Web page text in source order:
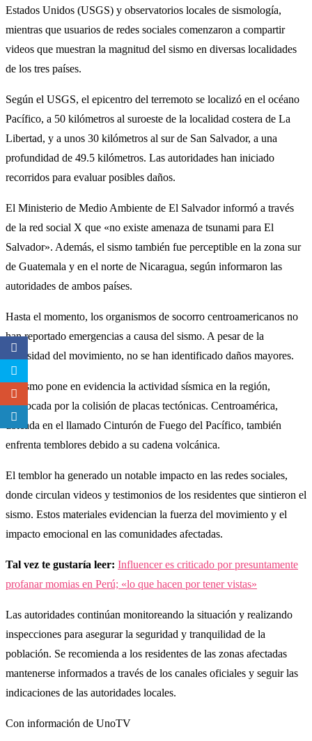
Estados Unidos (USGS) y observatorios locales de sismología,
mientras que usuarios de redes sociales comenzaron a compartir
videos que muestran la magnitud del sismo en diversas localidades
de los tres países.
Según el USGS, el epicentro del terremoto se localizó en el océano
Pacífico, a 50 kilómetros al suroeste de la localidad costera de La
Libertad, y a unos 30 kilómetros al sur de San Salvador, a una
profundidad de 49.5 kilómetros. Las autoridades han iniciado
recorridos para evaluar posibles daños.
El Ministerio de Medio Ambiente de El Salvador informó a través
de la red social X que «no existe amenaza de tsunami para El
Salvador». Además, el sismo también fue perceptible en la zona sur
de Guatemala y en el norte de Nicaragua, según informaron las
autoridades de ambos países.
Hasta el momento, los organismos de socorro centroamericanos no
han reportado emergencias a causa del sismo. A pesar de la
intensidad del movimiento, no se han identificado daños mayores.
El sismo pone en evidencia la actividad sísmica en la región,
provocada por la colisión de placas tectónicas. Centroamérica,
ubicada en el llamado Cinturón de Fuego del Pacífico, también
enfrenta temblores debido a su cadena volcánica.
El temblor ha generado un notable impacto en las redes sociales,
donde circulan videos y testimonios de los residentes que sintieron el
sismo. Estos materiales evidencian la fuerza del movimiento y el
impacto emocional en las comunidades afectadas.
Tal vez te gustaría leer: Influencer es criticado por presuntamente
profanar momias en Perú; «lo que hacen por tener vistas»
Las autoridades continúan monitoreando la situación y realizando
inspecciones para asegurar la seguridad y tranquilidad de la
población. Se recomienda a los residentes de las zonas afectadas
mantenerse informados a través de los canales oficiales y seguir las
indicaciones de las autoridades locales.
Con información de UnoTV